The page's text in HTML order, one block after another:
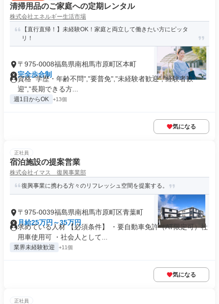
清掃用品のご家庭への定期レンタル
株式会社エネルギー生活市場
【直行直帰！】未経験OK！家庭と両立して働きたい方にピッタ
リ！
〒975-0008福島県南相馬市原町区本町
完全歩合制
資格 "学歴・年齢不問","要普免","未経験者歓迎","経験者歓
迎","長期できる方...
週1日からOK +13個
気になる
正社員
宿泊施設の提案営業
株式会社イマス 復興事業部
復興事業に携わる方々のリフレッシュ空間を提案する。
〒975-0039福島県南相馬市原町区青葉町
月給25万円～35万円
求めている人材 【必須条件】 ・要自動車免許（AT限定可）社
用車使用可 ・社会人として...
業界未経験歓迎 +11個
気になる
正社員